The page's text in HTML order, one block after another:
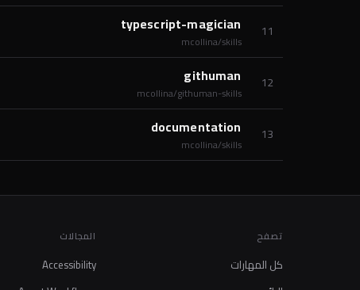
11
typescript-magician
mcollina/skills
12
githuman
mcollina/githuman-skills
13
documentation
mcollina/skills
تصفح
كل المهارات
المجالات
Accessibility